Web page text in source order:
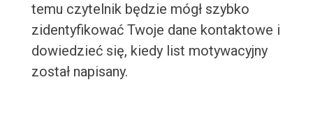
temu czytelnik będzie mógł szybko
zidentyfikować Twoje dane kontaktowe i
dowiedzieć się, kiedy list motywacyjny
został napisany.